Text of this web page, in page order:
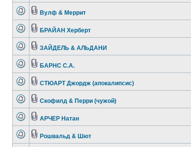
Вулф & Меррит
БРАЙАН Херберт
ЗАЙДЕЛЬ & АЛЬДАНИ
БАРНС С.А.
СТЮАРТ Джордж (апокалипсис)
Скофилд & Перри (чужой)
АРЧЕР Натан
Рошвальд & Шют